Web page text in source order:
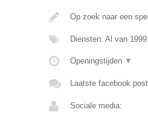
Op zoek naar een
Diensten: Al van
Openingstijden ▼
Laatste facebook
Sociale media: